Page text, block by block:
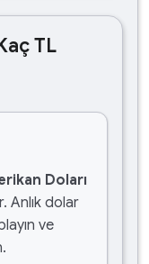
TL
Doları
Anlık dolar
ve